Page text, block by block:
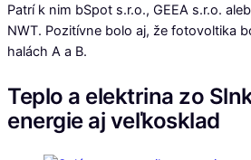
Patrí k nim bSpot s.r.o., GEEA s.r.o.
NWT. Pozitívne bolo aj, že fotovoltika
halách A a B.
Teplo a elektrina zo
energie aj veľkosklad